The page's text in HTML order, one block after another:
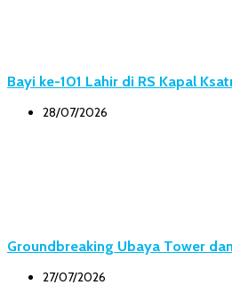
Bayi ke-101 Lahir di RS Kapal
28/07/2026
Groundbreaking Ubaya Tower
27/07/2026